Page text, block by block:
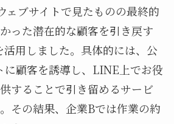
ェブサイトで見たものの最終的
った潜在的な顧客を引き戻す
用しました。具体的には、公
顧客を誘導し、LINE上でお役
することで引き留めるサービ
その結果、企業Bでは作業の約